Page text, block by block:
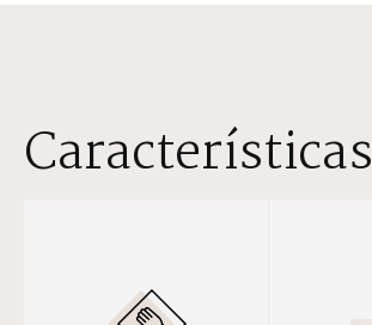
Características